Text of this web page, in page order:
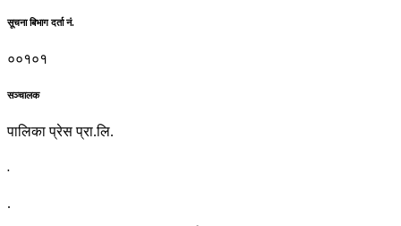
सूचना बिभाग दर्ता नं.
००१०१
सञ्चालक
पालिका प्रेस प्रा.लि.
.
.